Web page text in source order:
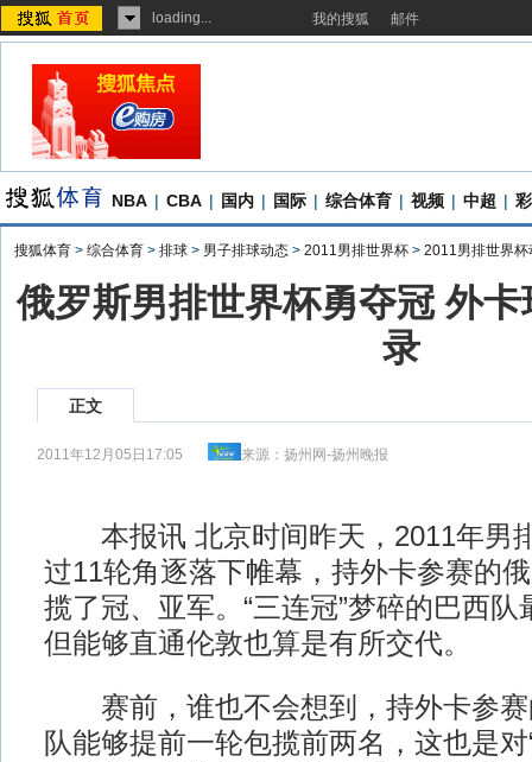
loading... 我的搜狐 邮件
NBA | CBA | 国内 | 国际 | 综合体育 | 视频 | 中超 |
搜狐体育 > 综合体育 > 排球 > 男子排球动态 > 2011男排世界杯 > 2011男排世界杯
俄罗斯男排世界杯勇夺冠 外
录
正文
2011年12月05日17:05 来源：扬州网-扬州晚报
本报讯 北京时间昨天，2011年男
过11轮角逐落下帷幕，持外卡参赛的
揽了冠、亚军。“三连冠”梦碎的巴西
但能够直通伦敦也算是有所交代。
赛前，谁也不会想到，持外卡参赛
队能够提前一轮包揽前两名，这也是对